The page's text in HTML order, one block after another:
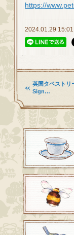
https://
2024.01.29 15:01
英国タペストリ
Sign…